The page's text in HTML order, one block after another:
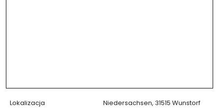
Lokalizacja Niedersachsen, 31515 Wunstorf